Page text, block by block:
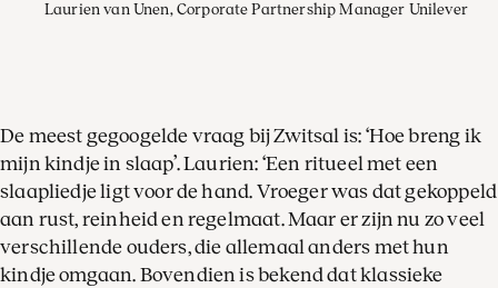
Laurien van Unen, Corporate Partnership Manager Unilever
De meest gegoogelde vraag bij Zwitsal is: ‘Hoe breng ik
mijn kindje in slaap’. Laurien: ‘Een ritueel met een
slaapliedje ligt voor de hand. Vroeger was dat gekoppeld
aan rust, reinheid en regelmaat. Maar er zijn nu zo veel
verschillende ouders, die allemaal anders met hun
kindje omgaan. Bovendien is bekend dat klassieke